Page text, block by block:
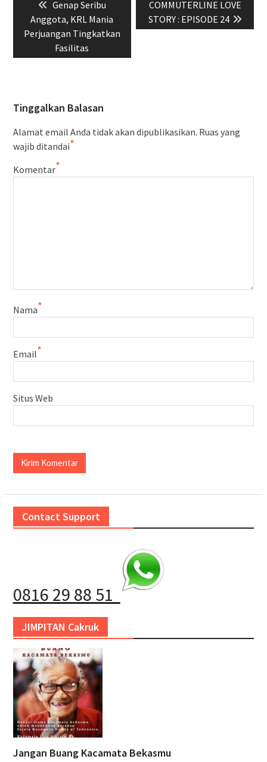
Previous
post:
Genap Seribu
Anggota, KRL Mania
Perjuangan Tingkatkan
Fasilitas
Next
post:
COMMUTERLINE LOVE
STORY : EPISODE 24
Tinggalkan Balasan
Alamat email Anda tidak akan dipublikasikan. Ruas yang
wajib ditandai*
Komentar*
Nama*
Email*
Situs Web
Contact Support
0816 29 88 51
JIMPITAN Cakruk
Jangan Buang Kacamata Bekasmu